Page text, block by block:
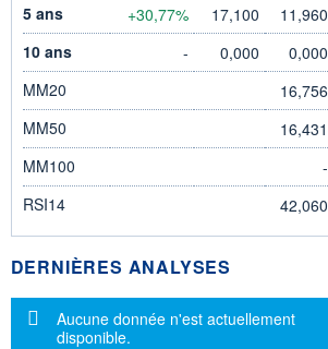
5 ans
+30,77% 17,100
11,960
10 ans
- 0,000
0,000
MM20
16,756
MM50
16,431
MM100
-
RSI14
42,060
DERNIÈRES ANALYSES
Message d'information
Aucune donnée n'est actuellement
disponible.